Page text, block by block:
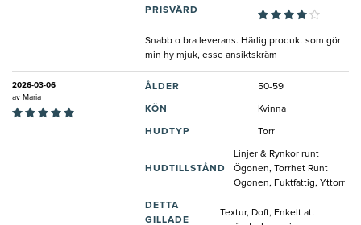
PRISVÄRD
Snabb o bra leverans. Härlig produkt som gör
min hy mjuk, esse ansiktskräm
2026-03-06
av Maria
ÅLDER 50-59
KÖN Kvinna
HUDTYP Torr
HUDTILLSTÅND
Linjer & Rynkor runt
Ögonen, Torrhet Runt
Ögonen, Fuktfattig, Yttorr
DETTA
GILLADE
Textur, Doft, Enkelt att